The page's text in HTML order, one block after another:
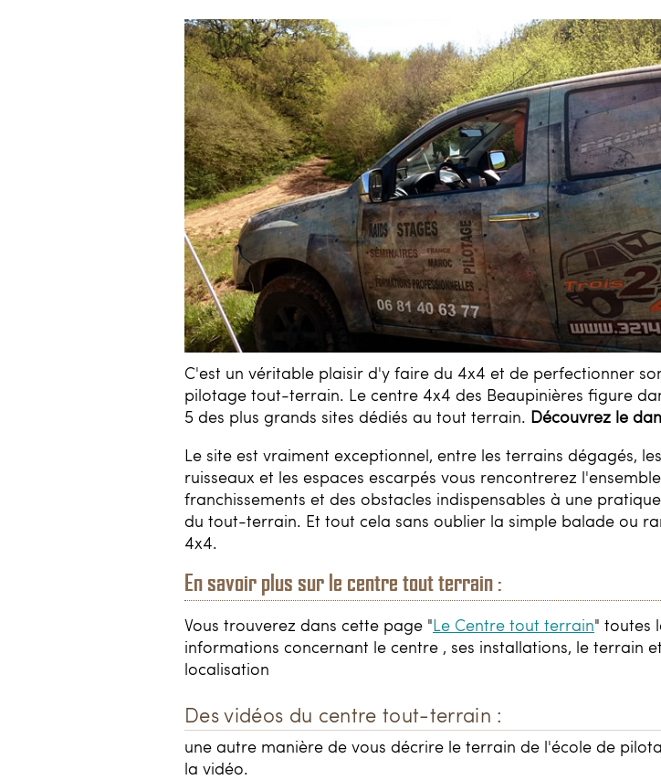
C'est un véritable plaisir d'y faire du 4x4 et de perfectionner
pilotage tout-terrain. Le centre 4x4 des Beaupinières figure
5 des plus grands sites dédiés au tout terrain. Découvrez le
Le site est vraiment exceptionnel, entre les terrains dégagés,
ruisseaux et les espaces escarpés vous rencontrerez
franchissements et des obstacles indispensables à une
du tout-terrain. Et tout cela sans oublier la simple balade ou
4x4.
En savoir plus sur le centre tout terrain :
Vous trouverez dans cette page "Le Centre tout terrain" toutes
informations concernant le centre , ses installations, le terrain
localisation
Des vidéos du centre tout-terrain :
une autre manière de vous décrire le terrain de l'école de
la vidéo.